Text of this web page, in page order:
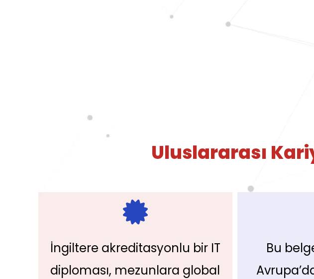
Uluslararası
İngiltere akreditasyonlu bir IT
diploması, mezunlara global
Bu